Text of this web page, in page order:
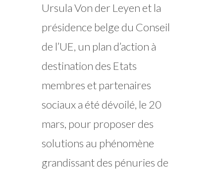
Ursula Von der Leyen et la
présidence belge du Conseil
de l’UE, un plan d’action à
destination des Etats
membres et partenaires
sociaux a été dévoilé, le 20
mars, pour proposer des
solutions au phénomène
grandissant des pénuries de